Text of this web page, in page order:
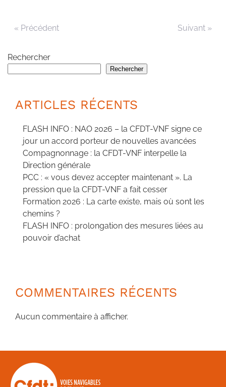
« Précédent Suivant »
Rechercher
Rechercher
ARTICLES RÉCENTS
FLASH INFO : NAO 2026 – la CFDT-VNF signe ce
jour un accord porteur de nouvelles avancées
Compagnonnage : la CFDT-VNF interpelle la
Direction générale
PCC : « vous devez accepter maintenant ». La
pression que la CFDT-VNF a fait cesser
Formation 2026 : La carte existe, mais où sont les
chemins ?
FLASH INFO : prolongation des mesures liées au
pouvoir d’achat
COMMENTAIRES RÉCENTS
Aucun commentaire à afficher.